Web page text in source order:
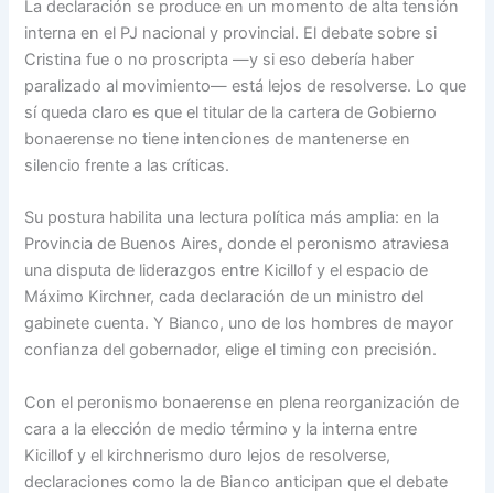
La declaración se produce en un momento de alta tensión
interna en el PJ nacional y provincial. El debate sobre si
Cristina fue o no proscripta —y si eso debería haber
paralizado al movimiento— está lejos de resolverse. Lo que
sí queda claro es que el titular de la cartera de Gobierno
bonaerense no tiene intenciones de mantenerse en
silencio frente a las críticas.
Su postura habilita una lectura política más amplia: en la
Provincia de Buenos Aires, donde el peronismo atraviesa
una disputa de liderazgos entre Kicillof y el espacio de
Máximo Kirchner, cada declaración de un ministro del
gabinete cuenta. Y Bianco, uno de los hombres de mayor
confianza del gobernador, elige el timing con precisión.
Con el peronismo bonaerense en plena reorganización de
cara a la elección de medio término y la interna entre
Kicillof y el kirchnerismo duro lejos de resolverse,
declaraciones como la de Bianco anticipan que el debate